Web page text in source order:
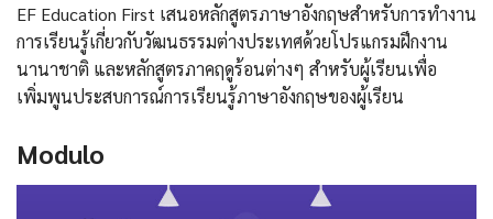
EF Education First เสนอหลักสูตรภาษาอังกฤษสำหรับการทำงาน
การเรียนรู้เกี่ยวกับวัฒนธรรมต่างประเทศด้วยโปรแกรมฝึกงาน
นานาชาติ และหลักสูตรภาคฤดูร้อนต่างๆ สำหรับผู้เรียนเพื่อ
เพิ่มพูนประสบการณ์การเรียนรู้ภาษาอังกฤษของผู้เรียน
Modulo